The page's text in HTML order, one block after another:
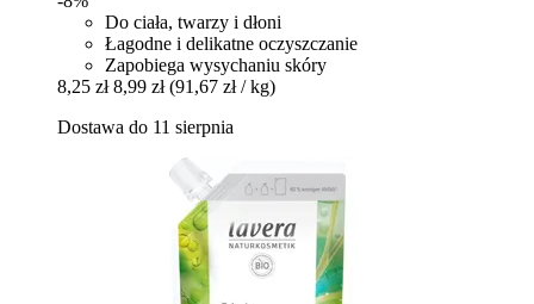
Do ciała, twarzy i dłoni
Łagodne i delikatne oczyszczanie
Zapobiega wysychaniu skóry
8,25 zł 8,99 zł (91,67 zł / kg)
Dostawa do 11 sierpnia